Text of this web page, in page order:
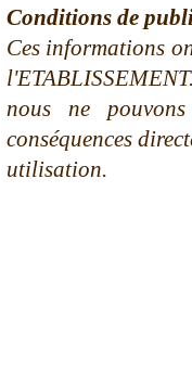
Conditions de
Ces informations
nous ne
conséquences
utilisation.